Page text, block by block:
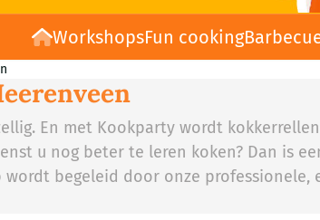
WorkshopsFun cooking
En met Kookparty wordt
u nog beter te leren koken? Dan is
wordt begeleid door onze